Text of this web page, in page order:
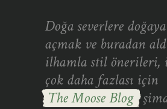
Doğa severlere
açmak ve buradan
ilhamla stil önerileri,
çok daha fazlası için
The Moose Blog